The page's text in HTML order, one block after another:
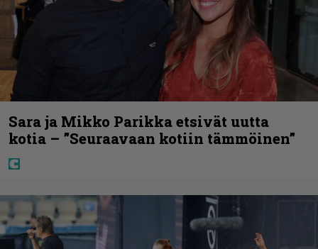
Sara ja Mikko Parikka etsivät uutta
kotia – ”Seuraavaan kotiin tämmöinen”